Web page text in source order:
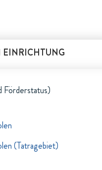
EINRICHTUNG
Förderstatus)
(Tatragebiet)